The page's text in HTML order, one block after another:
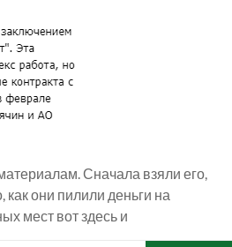
Сначала взяли его,
как они пилили деньги на
мест вот здесь и